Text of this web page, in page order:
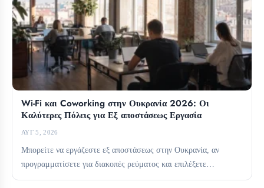
Wi-Fi και Coworking στην Ουκρανία 2026: Οι
Καλύτερες Πόλεις για Εξ αποστάσεως Εργασία
ΑΥΓ 5, 2026
Μπορείτε να εργάζεστε εξ αποστάσεως στην Ουκρανία, αν
προγραμματίσετε για διακοπές ρεύματος και επιλέξετε
προσεκτικά τη βάση σας....